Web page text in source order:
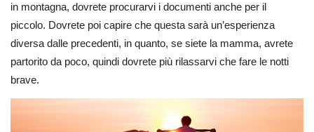
in montagna, dovrete procurarvi i documenti anche per il
piccolo. Dovrete poi capire che questa sarà un’esperienza
diversa dalle precedenti, in quanto, se siete la mamma, avrete
partorito da poco, quindi dovrete più rilassarvi che fare le notti
brave.